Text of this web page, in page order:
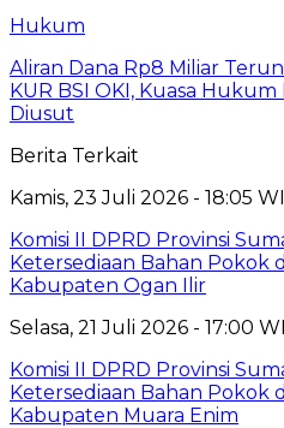
Hukum
Aliran Dana Rp8 Miliar
KUR BSI OKI, Kuasa
Diusut
Berita Terkait
Kamis, 23 Juli 2026 - 18:05
Komisi II DPRD Provinsi
Ketersediaan Bahan Pokok
Kabupaten Ogan Ilir
Selasa, 21 Juli 2026 - 17:00
Komisi II DPRD Provinsi
Ketersediaan Bahan Pokok
Kabupaten Muara Enim